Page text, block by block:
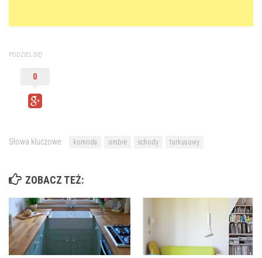
PODZIEL SIĘ!
0
Słowa kluczowe: komoda ombre schody turkusowy
ZOBACZ TEŻ: